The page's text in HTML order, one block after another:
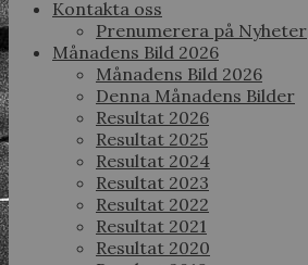
Kontakta oss
Prenumerera på Nyheter
Månadens Bild 2026
Månadens Bild 2026
Denna Månadens Bilder
Resultat 2026
Resultat 2025
Resultat 2024
Resultat 2023
Resultat 2022
Resultat 2021
Resultat 2020